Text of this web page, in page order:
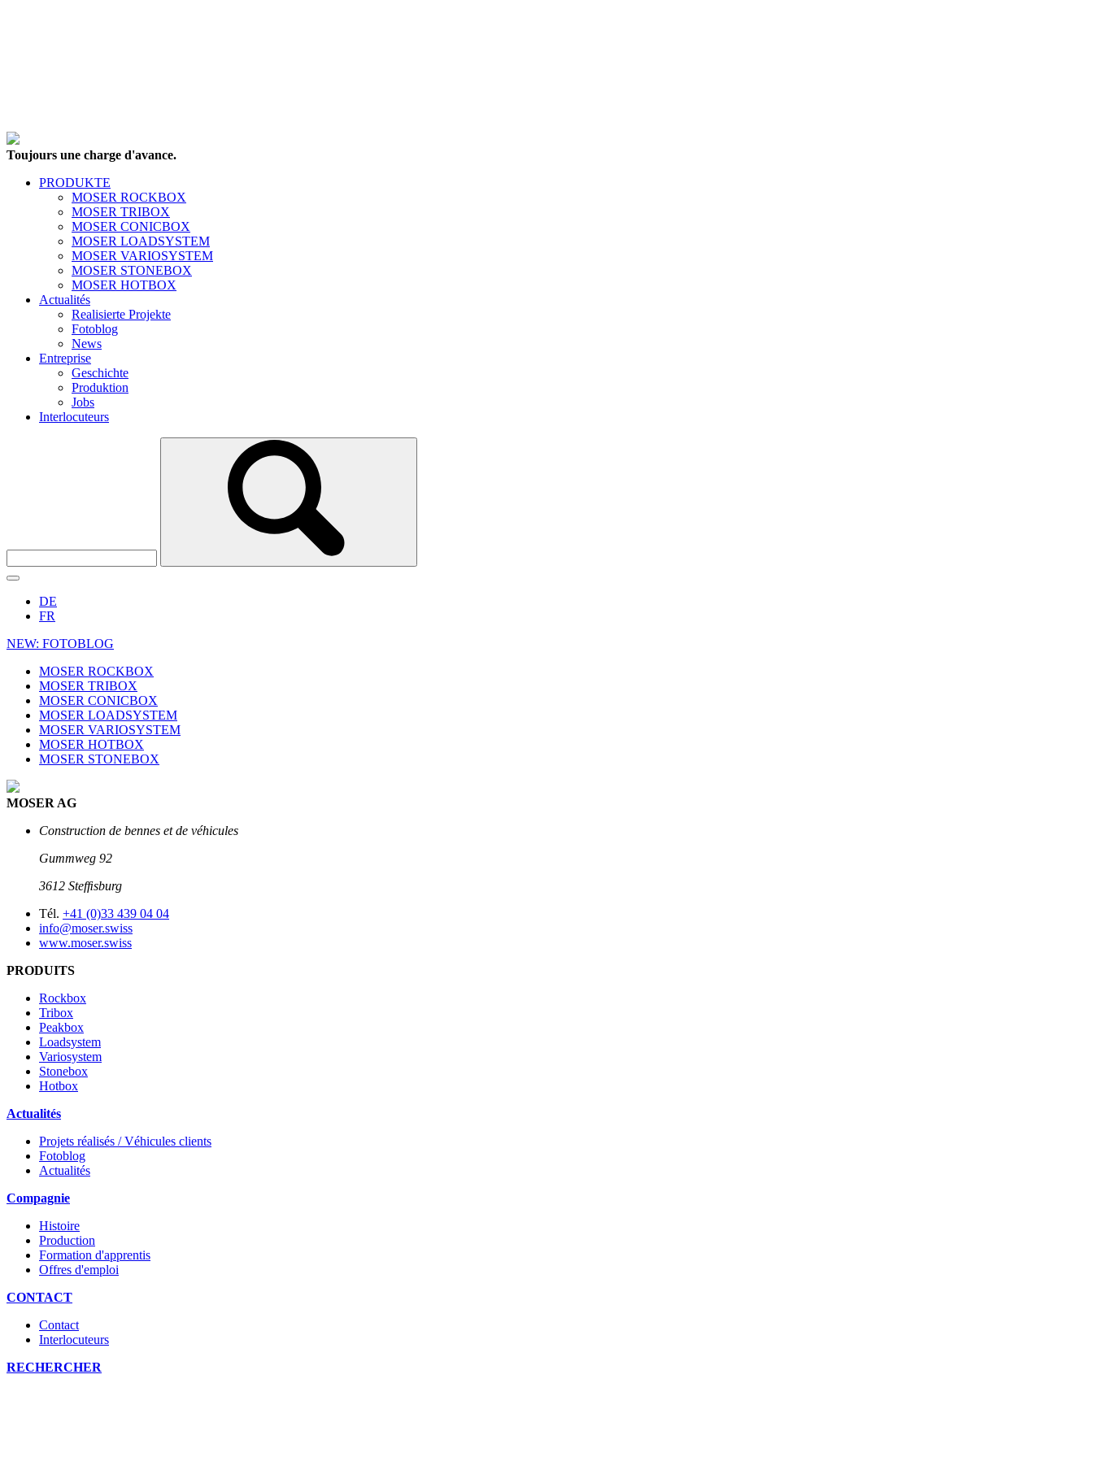
Toujours une charge d'avance.
PRODUKTE
MOSER ROCKBOX
MOSER TRIBOX
MOSER CONICBOX
MOSER LOADSYSTEM
MOSER VARIOSYSTEM
MOSER STONEBOX
MOSER HOTBOX
Actualités
Realisierte Projekte
Fotoblog
News
Entreprise
Geschichte
Produktion
Jobs
Interlocuteurs
DE
FR
NEW: FOTOBLOG
MOSER ROCKBOX
MOSER TRIBOX
MOSER CONICBOX
MOSER LOADSYSTEM
MOSER VARIOSYSTEM
MOSER HOTBOX
MOSER STONEBOX
MOSER AG
Construction de bennes et de véhicules
Gummweg 92
3612 Stefﬁsburg
Tél. +41 (0)33 439 04 04
info@moser.swiss
www.moser.swiss
PRODUITS
Rockbox
Tribox
Peakbox
Loadsystem
Variosystem
Stonebox
Hotbox
Actualités
Projets réalisés / Véhicules clients
Fotoblog
Actualités
Compagnie
Histoire
Production
Formation d'apprentis
Offres d'emploi
CONTACT
Contact
Interlocuteurs
RECHERCHER